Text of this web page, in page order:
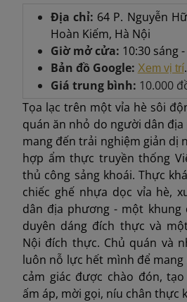
Địa chỉ: 64 P. Nguyễn
Hoàn Kiếm, Hà Nội
Giờ mở cửa: 10:30 sáng
Bản đồ Google: Xem vị trí.
Giá trung bình: 10.000
Tọa lạc trên một vỉa hè sôi
quán ăn nhỏ do người dân
mang đến trải nghiệm giản dị
hợp ẩm thực truyền thống
thủ công sảng khoái. Thực
chiếc ghế nhựa dọc vỉa hè,
dân địa phương - một khung
duyên dáng đích thực và
Nội đích thực. Chủ quán và
luôn nỗ lực hết mình để
cảm giác được chào đón,
ấm áp, mời gọi, níu chân thực